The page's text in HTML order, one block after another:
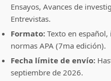
Ensayos, Avances de
Entrevistas.
Formato: Texto en
normas APA (7ma edición).
Fecha límite de envío:
septiembre de 2026.